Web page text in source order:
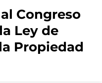
Congreso
Ley de
Propiedad